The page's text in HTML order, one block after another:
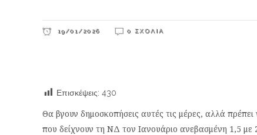
19/01/2026 0 ΣΧΌΛΙΑ
Επισκέψεις: 430
Θα βγουν δημοσκοπήσεις αυτές τις μέρες, αλλά πρέπει
που δείχνουν τη ΝΔ τον Ιανουάριο ανεβασμένη 1,5 με